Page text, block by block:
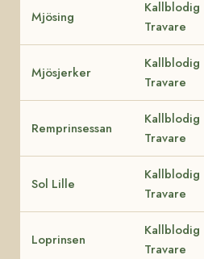
Mjösing
Kallblodig
Travare
Mjösjerker
Kallblodig
Travare
Remprinsessan
Kallblodig
Travare
Sol Lille
Kallblodig
Travare
Loprinsen
Kallblodig
Travare